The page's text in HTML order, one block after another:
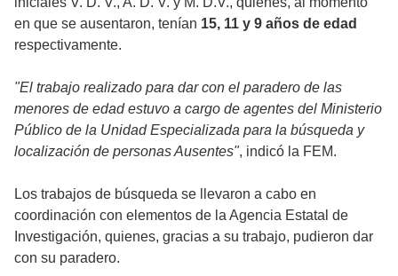
en que se ausentaron, tenían 15, 11 y 9 años de edad
respectivamente.
"El trabajo realizado para dar con el paradero de las
menores de edad estuvo a cargo de agentes del Ministerio
Público de la Unidad Especializada para la búsqueda y
localización de personas Ausentes", indicó la FEM.
Los trabajos de búsqueda se llevaron a cabo en
coordinación con elementos de la Agencia Estatal de
Investigación, quienes, gracias a su trabajo, pudieron dar
con su paradero.